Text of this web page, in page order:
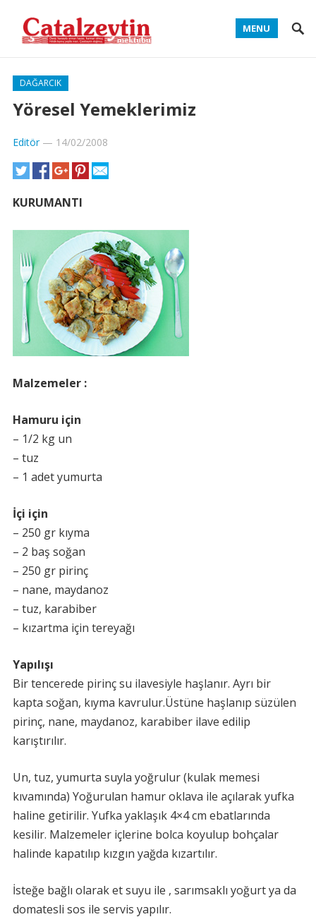
MENU
DAĞARCIK
Yöresel Yemeklerimiz
Editör— 14/02/2008
KURUMANTI
Malzemeler :
Hamuru için
– 1/2 kg un
– tuz
– 1 adet yumurta
İçi için
– 250 gr kıyma
– 2 baş soğan
– 250 gr pirinç
– nane, maydanoz
– tuz, karabiber
– kızartma için tereyağı
Yapılışı
Bir tencerede pirinç su ilavesiyle haşlanır. Ayrı bir
kapta soğan, kıyma kavrulur.Üstüne haşlanıp süzülen
pirinç, nane, maydanoz, karabiber ilave edilip
karıştırılır.
Un, tuz, yumurta suyla yoğrulur (kulak memesi
kıvamında) Yoğurulan hamur oklava ile açılarak yufka
haline getirilir. Yufka yaklaşık 4×4 cm ebatlarında
kesilir. Malzemeler içlerine bolca koyulup bohçalar
halinde kapatılıp kızgın yağda kızartılır.
İsteğe bağlı olarak et suyu ile , sarımsaklı yoğurt ya da
domatesli sos ile servis yapılır.